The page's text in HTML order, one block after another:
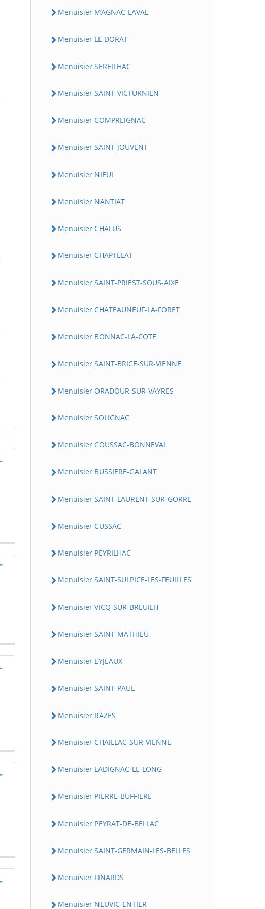
Menuisier MAGNAC-LAVAL
Menuisier LE DORAT
Menuisier SEREILHAC
Menuisier SAINT-VICTURNIEN
Menuisier COMPREIGNAC
Menuisier SAINT-JOUVENT
Menuisier NIEUL
Menuisier NANTIAT
Menuisier CHALUS
Menuisier CHAPTELAT
Menuisier SAINT-PRIEST-SOUS-AIXE
Menuisier CHATEAUNEUF-LA-FORET
Menuisier BONNAC-LA-COTE
Menuisier SAINT-BRICE-SUR-VIENNE
Menuisier ORADOUR-SUR-VAYRES
Menuisier SOLIGNAC
Menuisier COUSSAC-BONNEVAL
Menuisier BUSSIERE-GALANT
Menuisier SAINT-LAURENT-SUR-GORRE
Menuisier CUSSAC
Menuisier PEYRILHAC
Menuisier SAINT-SULPICE-LES-FEUILLES
Menuisier VICQ-SUR-BREUILH
Menuisier SAINT-MATHIEU
Menuisier EYJEAUX
Menuisier SAINT-PAUL
Menuisier RAZES
Menuisier CHAILLAC-SUR-VIENNE
Menuisier LADIGNAC-LE-LONG
Menuisier PIERRE-BUFFIERE
Menuisier PEYRAT-DE-BELLAC
Menuisier SAINT-GERMAIN-LES-BELLES
Menuisier LINARDS
Menuisier NEUVIC-ENTIER